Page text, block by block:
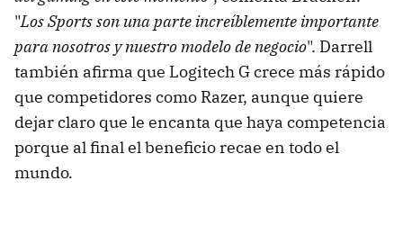
"Los Sports son una parte increíblemente importante
para nosotros y nuestro modelo de negocio". Darrell
también afirma que Logitech G crece más rápido
que competidores como Razer, aunque quiere
dejar claro que le encanta que haya competencia
porque al final el beneficio recae en todo el
mundo.